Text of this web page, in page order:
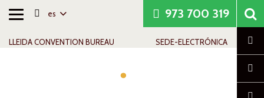
Alternar
es
LLEIDA CONVENTION BUREAU SEDE-ELECTRÓNICA
973 700 319